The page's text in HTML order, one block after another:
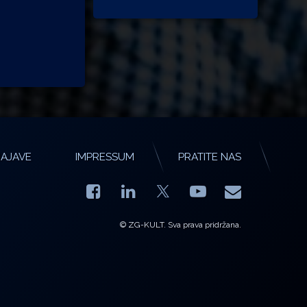
IMPRESSUM PRATITE NAS
Facebook
LinkedIn YouTube
E-mail
© ZG-KULT. Sva prava pridržana.